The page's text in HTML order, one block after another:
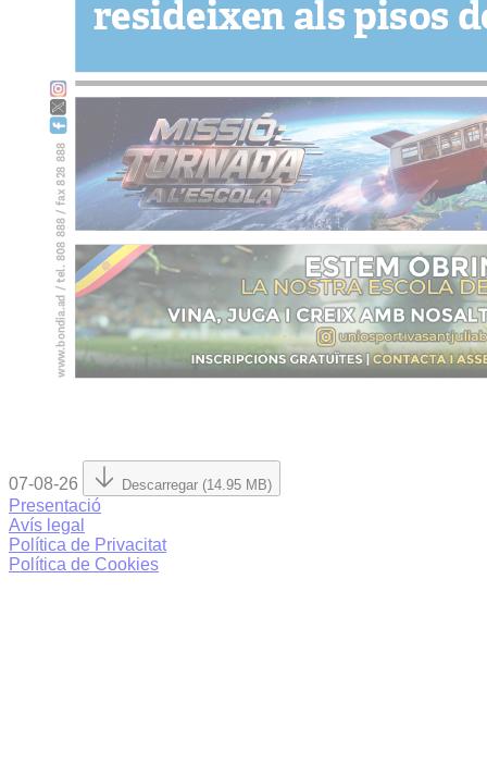
07-08-26 Descarregar (14.95 MB)
Presentació
Avís legal
Política de Privacitat
Política de Cookies